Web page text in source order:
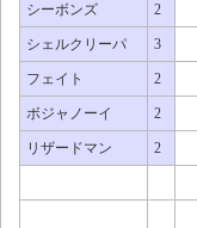
シーボンズ 2
シェルクリーパ 3
フェイト 2
ボジャノーイ 2
リザードマン 2